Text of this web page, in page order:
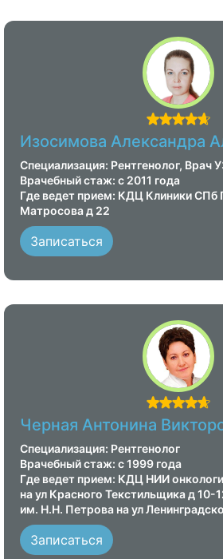
Изосимова Александра
Специализация: Рентгенолог, Врач
Врачебный стаж: с 2011 года
Где ведет прием: КДЦ Клиники СПб
Матросова д 22
Записаться
Черная Антонина
Специализация: Рентгенолог
Врачебный стаж: с 1999 года
Где ведет прием: КДЦ НИИ
на ул Красного Текстильщика д
им. Н.Н. Петрова на ул
Записаться